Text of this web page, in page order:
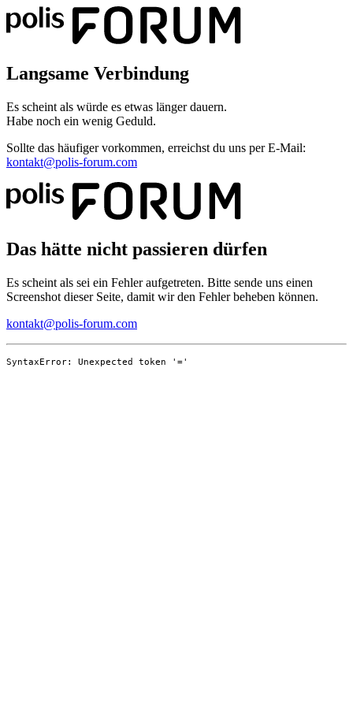
Langsame Verbindung
Es scheint als würde es etwas länger dauern.
Habe noch ein wenig Geduld.
Sollte das häufiger vorkommen, erreichst du uns per E-Mail:
kontakt@polis-forum.com
Das hätte nicht passieren dürfen
Es scheint als sei ein Fehler aufgetreten. Bitte sende uns einen
Screenshot dieser Seite, damit wir den Fehler beheben können.
kontakt@polis-forum.com
SyntaxError: Unexpected token '='